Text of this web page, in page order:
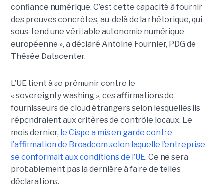
confiance numérique. C’est cette capacité à fournir
des preuves concrètes, au-delà de la rhétorique, qui
sous-tend une véritable autonomie numérique
européenne », a déclaré Antoine Fournier, PDG de
Thésée Datacenter.
L’UE tient à se prémunir contre le
« sovereignty washing », ces affirmations de
fournisseurs de cloud étrangers selon lesquelles ils
répondraient aux critères de contrôle locaux. Le
mois dernier, le Cispe a mis en garde contre
l’affirmation de Broadcom selon laquelle l’entreprise
se conformait aux conditions de l’UE. Ce ne sera
probablement pas la dernière à faire de telles
déclarations.